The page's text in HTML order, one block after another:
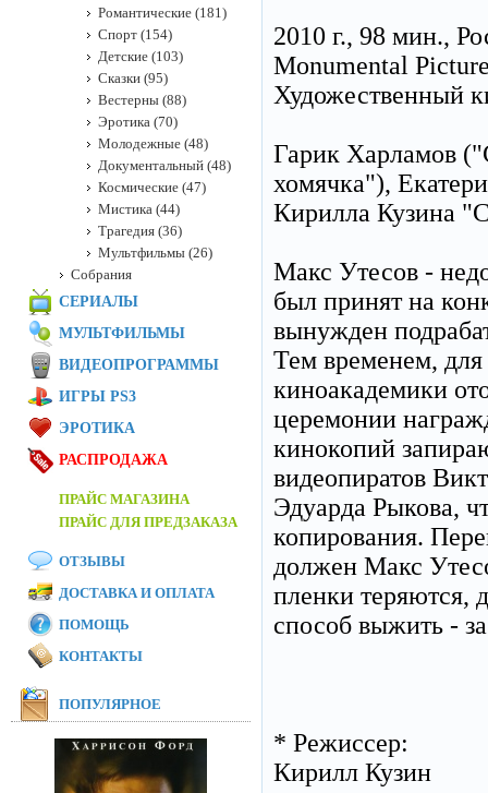
2010 г., 98 мин.,
Monumental
Художественный
Гарик Харламов
хомячка"),
Кирилла Кузина
Макс Утесов -
был принят на
вынужден
Тем временем, для
киноакадемики
церемонии
кинокопий
видеопиратов
Эдуарда Рыкова,
копирования.
должен Макс
пленки теряются,
способ выжить -
* Режиссер:
Кирилл Кузин
Романтические (181)
Спорт (154)
Детские (103)
Сказки (95)
Вестерны (88)
Эротика (70)
Молодежные (48)
Документальный (48)
Космические (47)
Мистика (44)
Трагедия (36)
Мультфильмы (26)
Собрания
СЕРИАЛЫ
МУЛЬТФИЛЬМЫ
ВИДЕОПРОГРАММЫ
ИГРЫ PS3
ЭРОТИКА
РАСПРОДАЖА
ПРАЙС МАГАЗИНА
ПРАЙС ДЛЯ ПРЕДЗАКАЗА
ОТЗЫВЫ
ДОСТАВКА И ОПЛАТА
ПОМОЩЬ
КОНТАКТЫ
ПОПУЛЯРНОЕ